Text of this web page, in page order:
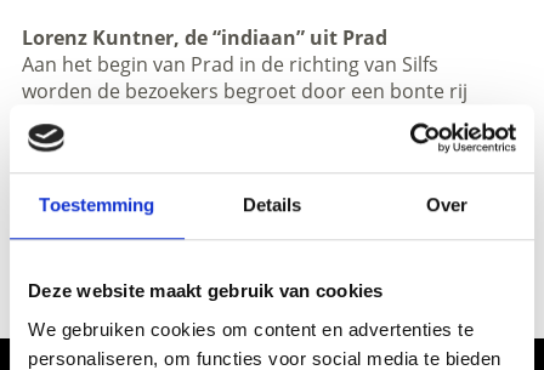
Toestemming Details Over
Deze website maakt gebruik van cookies
We gebruiken cookies om content en advertenties te
personaliseren, om functies voor social media te bieden
Lorenz Kuntner, de “indiaan” uit Prad
Aan het begin van Prad in de richting van Silfs
worden de bezoekers begroet door een bonte rij
totempalen. Langs de kant van de weg bevinden zich
opvallende constructies van steen, hout,
metaaldraad en dierlijke resten. Dit is hetopenlucht-
museum en -atelier van Lorenz Kuntner.
Hij
beschildert stenen en bouwt ontregelende objecten
botten, geweien, veren en poten van vogels en
andere dieren.